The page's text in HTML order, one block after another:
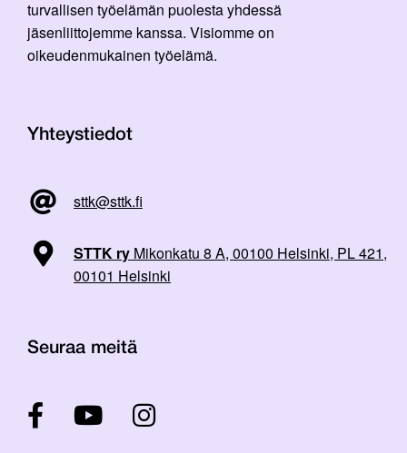
turvallisen työelämän puolesta yhdessä
jäsenliittojemme kanssa. Visiomme on
oikeudenmukainen työelämä.
Yhteystiedot
sttk@sttk.fi
STTK ry Mikonkatu 8 A, 00100 Helsinki, PL 421,
00101 Helsinki
Seuraa meitä